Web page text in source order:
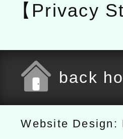
【Privacy
back
Website Design: